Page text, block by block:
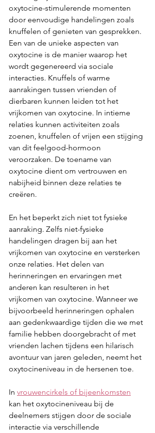
oxytocine-stimulerende momenten
door eenvoudige handelingen zoals
knuffelen of genieten van gesprekken.
Een van de unieke aspecten van
oxytocine is de manier waarop het
wordt gegenereerd via sociale
interacties. Knuffels of warme
aanrakingen tussen vrienden of
dierbaren kunnen leiden tot het
vrijkomen van oxytocine. In intieme
relaties kunnen activiteiten zoals
zoenen, knuffelen of vrijen een stijging
van dit feelgood-hormoon
veroorzaken. De toename van
oxytocine dient om vertrouwen en
nabijheid binnen deze relaties te
creëren.
En het beperkt zich niet tot fysieke
aanraking. Zelfs niet-fysieke
handelingen dragen bij aan het
vrijkomen van oxytocine en versterken
onze relaties. Het delen van
herinneringen en ervaringen met
anderen kan resulteren in het
vrijkomen van oxytocine. Wanneer we
bijvoorbeeld herinneringen ophalen
aan gedenkwaardige tijden die we met
familie hebben doorgebracht of met
vrienden lachen tijdens een hilarisch
avontuur van jaren geleden, neemt het
oxytocineniveau in de hersenen toe.
In vrouwencirkels of bijeenkomsten
kan het oxytocineniveau bij de
deelnemers stijgen door de sociale
interactie via verschillende